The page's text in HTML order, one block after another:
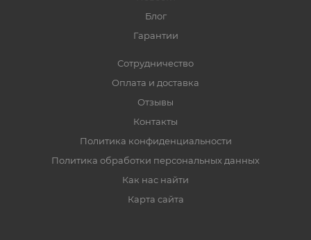
Блог
Гарантии
Сотрудничество
Оплата и доставка
Отзывы
Контакты
Политика конфиденциальности
Политика обработки персональных данных
Как нас найти
Карта сайта